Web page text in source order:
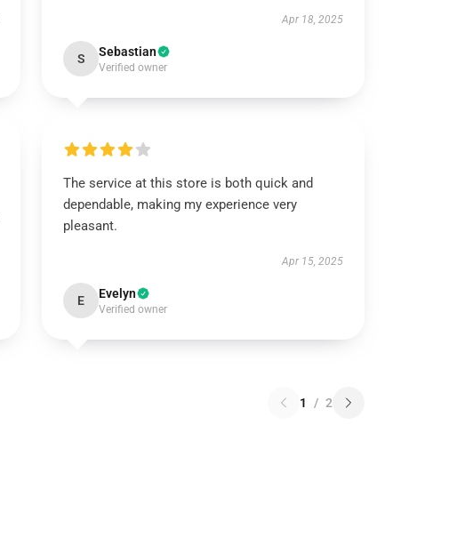
Apr 18, 2025
S Sebastian
Verified owner
The service at this store is both quick and
dependable, making my experience very
pleasant.
Apr 15, 2025
E Evelyn
Verified owner
1 / 2